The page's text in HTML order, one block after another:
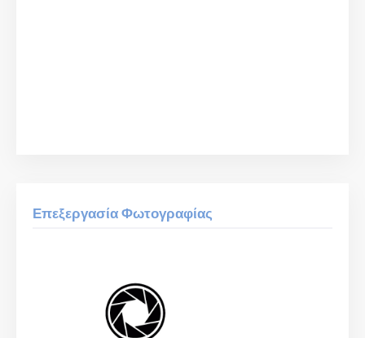
Επεξεργασία Φωτογραφίας